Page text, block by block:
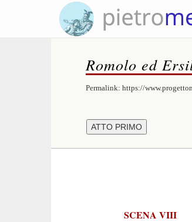
Romolo ed
Permalink: https://
SCENA VIII